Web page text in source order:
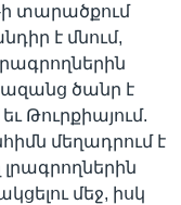
ի տարածքում
է մնում,
ծանր է
Թուրքիայում.
մեղադրում է
մեջ, իսկ